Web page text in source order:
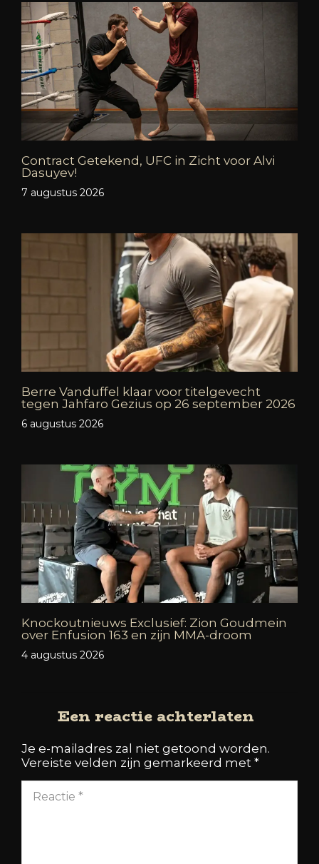
Contract Getekend, UFC in Zicht voor Alvi
Dasuyev!
7 augustus 2026
Berre Vanduffel klaar voor titelgevecht
tegen Jahfaro Gezius op 26 september 2026
6 augustus 2026
Knockoutnieuws Exclusief: Zion Goudmein
over Enfusion 163 en zijn MMA-droom
4 augustus 2026
Een reactie achterlaten
Je e-mailadres zal niet getoond worden.
Vereiste velden zijn gemarkeerd met *